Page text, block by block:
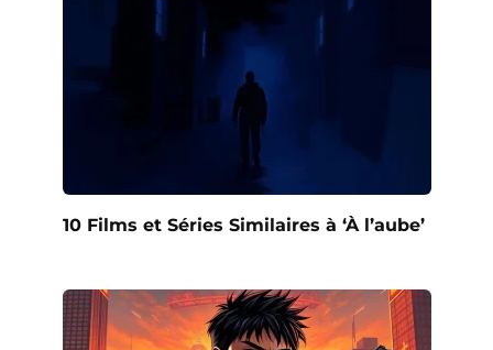
10 Films et Séries Similaires à ‘À l’aube’